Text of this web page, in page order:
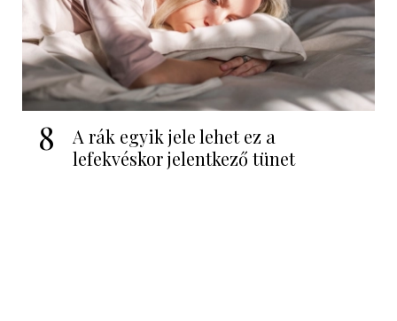
8
A rák egyik jele lehet ez a
lefekvéskor jelentkező tünet